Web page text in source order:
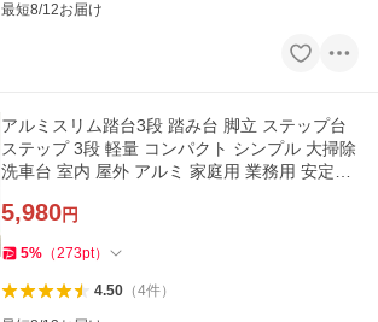
最短8/12お届け
アルミスリム踏台3段 踏み台 脚立 ステップ台
ステップ 3段 軽量 コンパクト シンプル 大掃除
洗車台 室内 屋外 アルミ 家庭用 業務用 安定性
5,980円
5% （273pt）
4.50（4件）